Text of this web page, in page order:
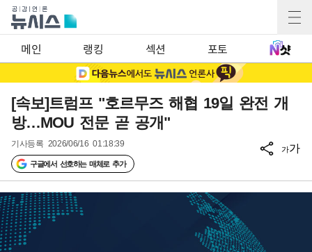
메인 랭킹 섹션 포토
[속보]트럼프 "호르무즈 해협 19일 완전 개
방…MOU 전문 곧 공개"
기사등록 2026/06/16 01:18:39
구글에서 선호하는 매체로 추가
가가